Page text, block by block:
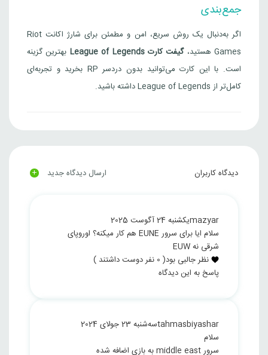
جمع‌بندی
اگر به‌دنبال یک روش سریع، امن و مطمئن برای شارژ اکانت Riot
Games هستید،
گیفت کارت League of Legends
بهترین گزینه
است. با این کارت می‌توانید بدون دردسر RP بخرید و تجربه‌ای
کامل‌تر از League of Legends داشته باشید.
دیدگاه کاربران ارسال دیدگاه جدید +
mazyarیکشنبه 24 آگوست 2025
سلام ایا برای سرور EUNE هم کار میکنه؟ اوروپای
شرقی نه EUW
نظر جالبی بود(
0 نفر دوست داشتند )
پاسخ به این دیدگاه
tahmasbiyasharسه‌شنبه 23 جولای 2024
سلام
سرور middle east به بازی اضافه شده